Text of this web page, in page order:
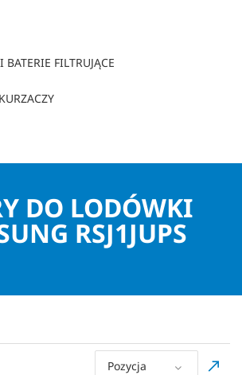
FILTRUJĄCE
DO LODÓWKI
RSJ1JUPS
Pozycja